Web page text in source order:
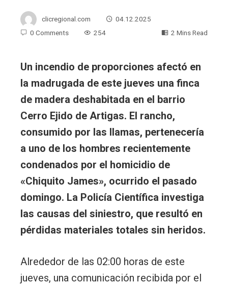
clicregional.com
04.12.2025
0 Comments
254 2 Mins Read
Un incendio de proporciones afectó en
la madrugada de este jueves una finca
de madera deshabitada en el barrio
Cerro Ejido de Artigas. El rancho,
consumido por las llamas, pertenecería
a uno de los hombres recientemente
condenados por el homicidio de
«Chiquito James», ocurrido el pasado
domingo. La Policía Científica investiga
las causas del siniestro, que resultó en
pérdidas materiales totales sin heridos.
Alrededor de las 02:00 horas de este
jueves, una comunicación recibida por el